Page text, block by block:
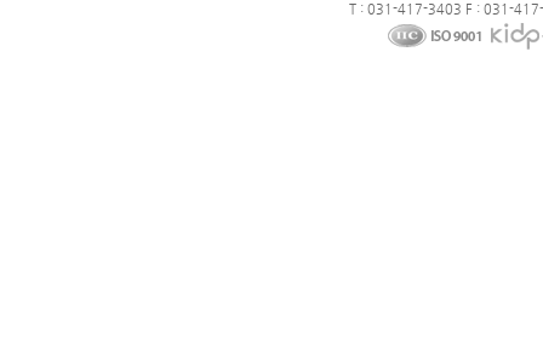
T : 031-417-3403 F : 031-